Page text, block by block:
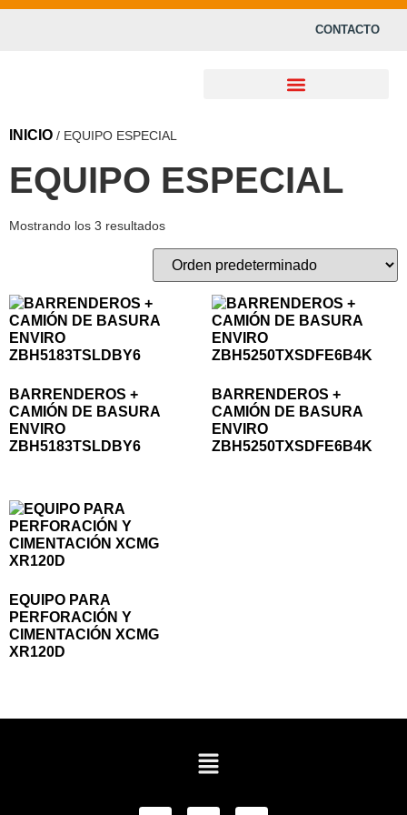
CONTACTO
INICIO / EQUIPO ESPECIAL
EQUIPO ESPECIAL
Mostrando los 3 resultados
BARRENDEROS +
CAMIÓN DE BASURA
ENVIRO
ZBH5183TSLDBY6
BARRENDEROS +
CAMIÓN DE BASURA
ENVIRO
ZBH5250TXSDFE6B4K
EQUIPO PARA
PERFORACIÓN Y
CIMENTACIÓN XCMG
XR120D